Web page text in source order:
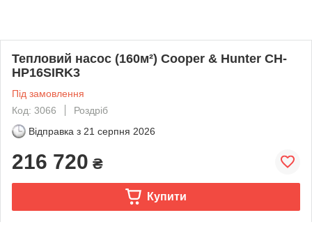
Тепловий насос (160м²) Cooper & Hunter CH-
HP16SIRK3
Під замовлення
Код: 3066
Роздріб
Відправка з 21 серпня 2026
216 720 ₴
Купити